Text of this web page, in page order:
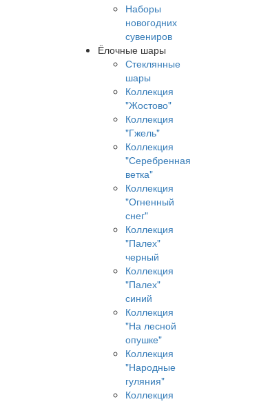
Наборы
новогодних
сувениров
Ёлочные шары
Стеклянные
шары
Коллекция
"Жостово"
Коллекция
"Гжель"
Коллекция
"Серебренная
ветка"
Коллекция
"Огненный
снег"
Коллекция
"Палех"
черный
Коллекция
"Палех"
синий
Коллекция
"На лесной
опушке"
Коллекция
"Народные
гуляния"
Коллекция